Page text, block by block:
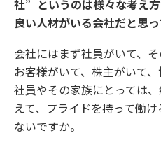
社”というのは様々な考え
良い人材がいる会社だと思
会社にはまず社員がいて、そ
お客様がいて、株主がいて、
社員やその家族にとっては
えて、プライドを持って働
ないですか。